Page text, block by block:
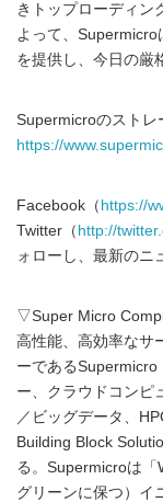
きトップローディン
よって、Supermicro
を提供し、今日の厳
Supermicroのストレ
https://
Facebook（ https://
Twitter（ http://
ォローし、最新のニ
▽Super Micro
高性能、高効率なサ
ーであるSupermicro
ー、クラウドコンピ
／ビッグデータ、
Building Block
る。Supermicroは
グリーンに保つ）イ